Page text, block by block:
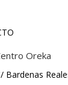
Oreka
Bardenas